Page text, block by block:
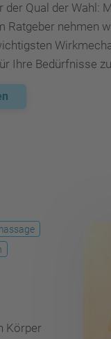
der Qual der Wahl:
Ratgeber nehmen
Ihre Bedürfnisse
Körper